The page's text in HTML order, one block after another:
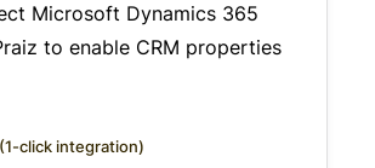
Microsoft Dynamics 365
to enable CRM properties
click integration)